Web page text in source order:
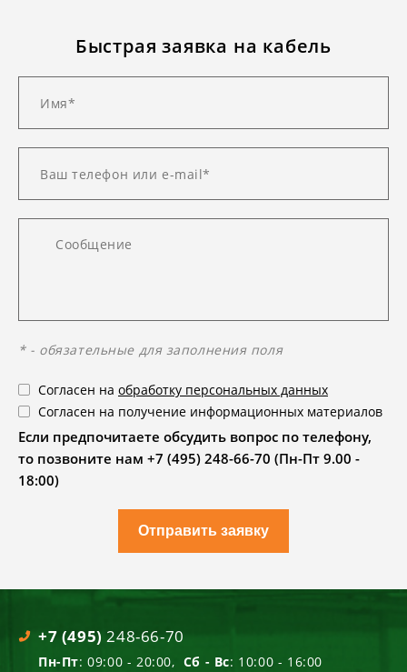
Быстрая заявка на кабель
* - обязательные для заполнения поля
Согласен на обработку персональных данных
Согласен на получение информационных материалов
Если предпочитаете обсудить вопрос по телефону,
то позвоните нам +7 (495) 248-66-70 (Пн-Пт 9.00 -
18:00)
Отправить заявку
+7 (495) 248-66-70
Пн-Пт: 09:00 - 20:00, Сб - Вс: 10:00 - 16:00